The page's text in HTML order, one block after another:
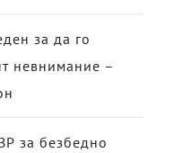
за да го
невнимание –
за безбедно